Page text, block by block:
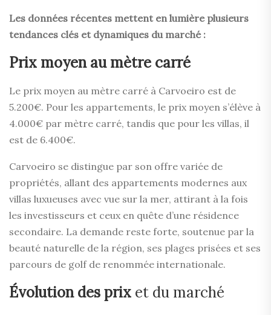
Les données récentes mettent en lumière plusieurs
tendances clés et dynamiques du marché :
Prix moyen au mètre carré
Le prix moyen au mètre carré à Carvoeiro est de
5.200€. Pour les appartements, le prix moyen s’élève à
4.000€ par mètre carré, tandis que pour les villas, il
est de 6.400€.
Carvoeiro se distingue par son offre variée de
propriétés, allant des appartements modernes aux
villas luxueuses avec vue sur la mer, attirant à la fois
les investisseurs et ceux en quête d’une résidence
secondaire. La demande reste forte, soutenue par la
beauté naturelle de la région, ses plages prisées et ses
parcours de golf de renommée internationale.
Évolution des prix et du marché